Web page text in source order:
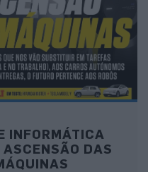
INFORMÁTICA
DAS